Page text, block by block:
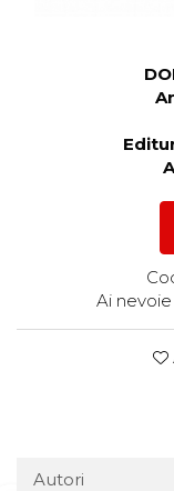
Ai
Autori